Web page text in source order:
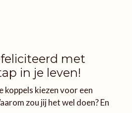
met
in je leven!
koppels kiezen voor een
zou jij het wel doen? En